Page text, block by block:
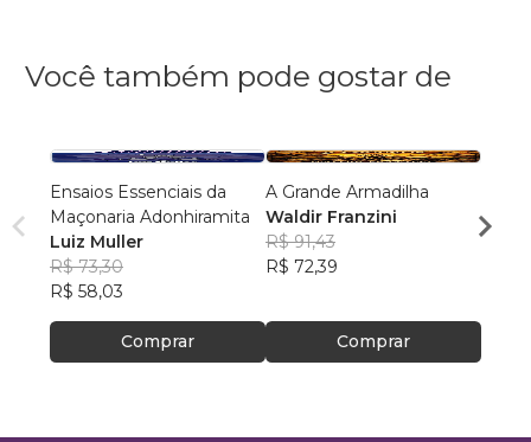
Você também pode gostar de
Ensaios Essenciais da
Maçonaria Adonhiramita
Luiz Muller
R$ 73,30
R$ 58,03
Comprar
A Grande Armadilha
Waldir Franzini
R$ 91,43
R$ 72,39
Comprar
Rui
R$